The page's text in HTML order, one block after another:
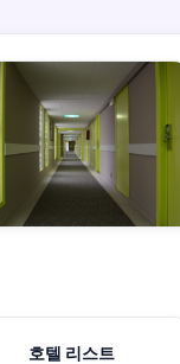
호텔 리스트